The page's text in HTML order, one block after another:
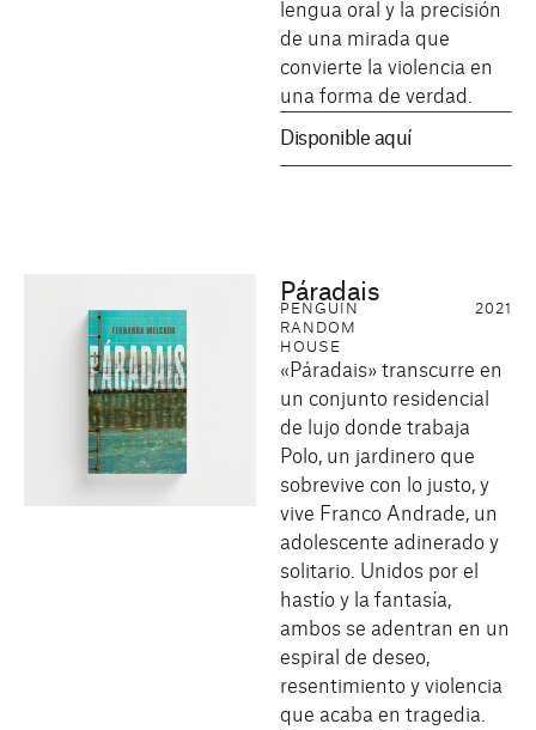
lengua oral y la precisión
de una mirada que
convierte la violencia en
una forma de verdad.
Disponible aquí
Páradais
PENGUIN
RANDOM
HOUSE
2021
«Páradais» transcurre en
un conjunto residencial
de lujo donde trabaja
Polo, un jardinero que
sobrevive con lo justo, y
vive Franco Andrade, un
adolescente adinerado y
solitario. Unidos por el
hastío y la fantasía,
ambos se adentran en un
espiral de deseo,
resentimiento y violencia
que acaba en tragedia.